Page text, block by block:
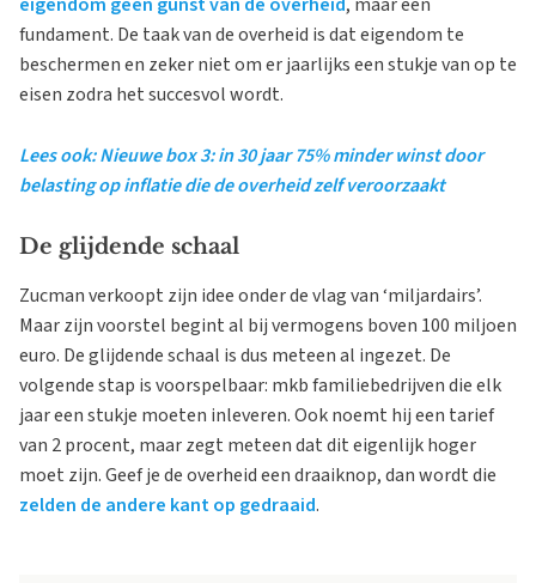
fundament. De taak van de overheid is dat eigendom te
beschermen en zeker niet om er jaarlijks een stukje van op te
eisen zodra het succesvol wordt.
Lees ook: Nieuwe box 3: in 30 jaar 75% minder winst door
belasting op inflatie die de overheid zelf veroorzaakt
De glijdende schaal
Zucman verkoopt zijn idee onder de vlag van ‘miljardairs’.
Maar zijn voorstel begint al bij vermogens boven 100 miljoen
euro. De glijdende schaal is dus meteen al ingezet. De
volgende stap is voorspelbaar: mkb familiebedrijven die elk
jaar een stukje moeten inleveren. Ook noemt hij een tarief
van 2 procent, maar zegt meteen dat dit eigenlijk hoger
moet zijn. Geef je de overheid een draaiknop, dan wordt die
zelden de andere kant op gedraaid.